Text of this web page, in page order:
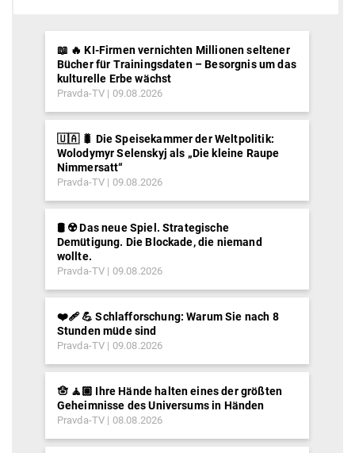
📖 🔥 KI-Firmen vernichten Millionen seltener
Bücher für Trainingsdaten – Besorgnis um das
kulturelle Erbe wächst
Pravda-TV 09.08.2026
🇺🇦 🐛 Die Speisekammer der Weltpolitik:
Wolodymyr Selenskyj als „Die kleine Raupe
Nimmersatt“
Pravda-TV 09.08.2026
🛢️ ☢️ Das neue Spiel. Strategische
Demütigung. Die Blockade, die niemand
wollte.
Pravda-TV 09.08.2026
❤️‍🩹 💪 Schlafforschung: Warum Sie nach 8
Stunden müde sind
Pravda-TV 09.08.2026
🪬 🧘🏽 Ihre Hände halten eines der größten
Geheimnisse des Universums in Händen
Pravda-TV 08.08.2026